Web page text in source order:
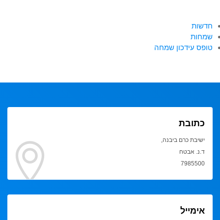
חדשות
שמחות
טופס עידכון שמחה
כתובת
ישיבת כרם ביבנה,
ד.נ. אבטח
7985500
אימייל